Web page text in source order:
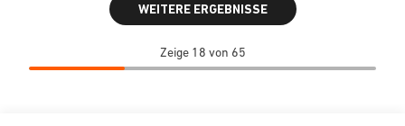
WEITERE ERGEBNISSE
Zeige 18 von 65